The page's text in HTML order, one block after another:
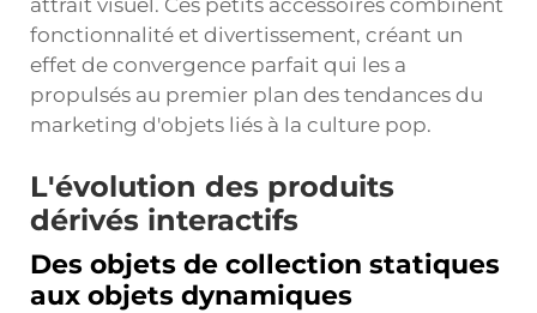
attrait visuel. Ces petits accessoires combinent
fonctionnalité et divertissement, créant un
effet de convergence parfait qui les a
propulsés au premier plan des tendances du
marketing d'objets liés à la culture pop.
L'évolution des produits
dérivés interactifs
Des objets de collection statiques
aux objets dynamiques